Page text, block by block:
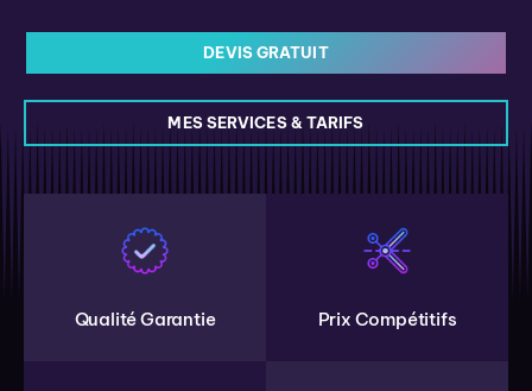
DEVIS GRATUIT
MES SERVICES & TARIFS
Qualité Garantie Prix Compétitifs